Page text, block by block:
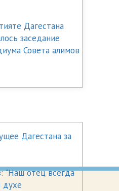
Дагестана
заседание
Совета алимов
Дагестана за
"Наш отец всегда
духе